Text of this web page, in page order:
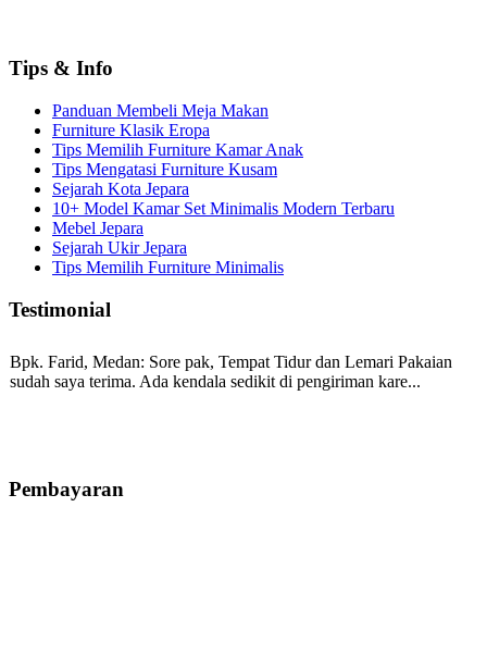
Tips & Info
Panduan Membeli Meja Makan
Furniture Klasik Eropa
Tips Memilih Furniture Kamar Anak
Tips Mengatasi Furniture Kusam
Sejarah Kota Jepara
10+ Model Kamar Set Minimalis Modern Terbaru
Mebel Jepara
Sejarah Ukir Jepara
Tips Memilih Furniture Minimalis
Testimonial
Bpk. Farid, Medan: Sore pak, Tempat Tidur dan Lemari Pakaian
sudah saya terima. Ada kendala sedikit di pengiriman kare...
bale2 dan kursi teras saya sudah saya terima dan p...
Pembayaran